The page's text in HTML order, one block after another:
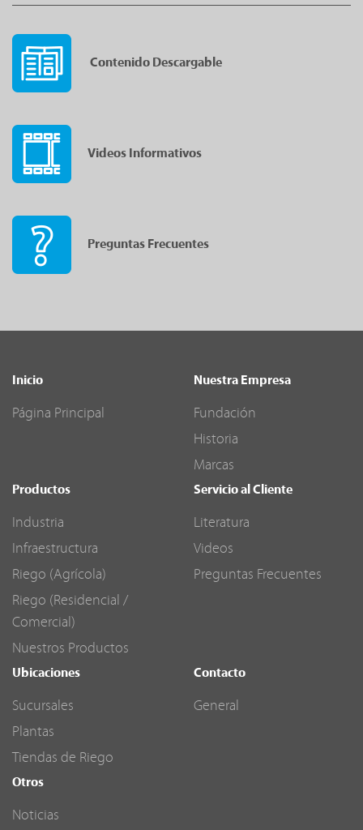
Contenido Descargable
Videos Informativos
Preguntas Frecuentes
Inicio
Página Principal
Nuestra Empresa
Fundación
Historia
Marcas
Productos
Industria
Infraestructura
Riego (Agrícola)
Riego (Residencial /
Comercial)
Nuestros Productos
Servicio al Cliente
Literatura
Videos
Preguntas Frecuentes
Ubicaciones
Sucursales
Plantas
Tiendas de Riego
Contacto
General
Otros
Noticias